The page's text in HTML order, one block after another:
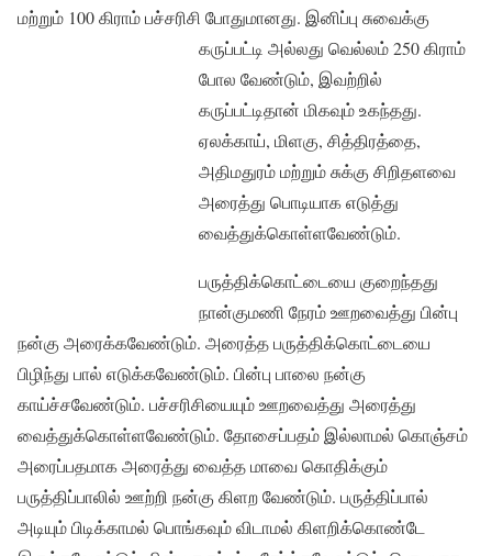
மற்றும் 100 கிராம் பச்சரிசி போதுமானது. இனிப்பு சுவைக்கு
கருப்பட்டி அல்லது வெல்லம் 250 கிராம்
போல வேண்டும், இவற்றில்
கருப்பட்டிதான் மிகவும் உகந்தது.
ஏலக்காய், மிளகு, சித்திரத்தை,
அதிமதுரம் மற்றும் சுக்கு சிறிதளவை
அரைத்து பொடியாக எடுத்து
வைத்துக்கொள்ளவேண்டும்.
பருத்திக்கொட்டையை குறைந்தது
நான்குமணி நேரம் ஊறவைத்து பின்பு
நன்கு அரைக்கவேண்டும். அரைத்த பருத்திக்கொட்டையை
பிழிந்து பால் எடுக்கவேண்டும். பின்பு பாலை நன்கு
காய்ச்சவேண்டும். பச்சரிசியையும் ஊறவைத்து அரைத்து
வைத்துக்கொள்ளவேண்டும். தோசைப்பதம் இல்லாமல் கொஞ்சம்
அரைப்பதமாக அரைத்து வைத்த மாவை கொதிக்கும்
பருத்திப்பாலில் ஊற்றி நன்கு கிளற வேண்டும். பருத்திப்பால்
அடியும் பிடிக்காமல் பொங்கவும் விடாமல் கிளறிக்கொண்டே